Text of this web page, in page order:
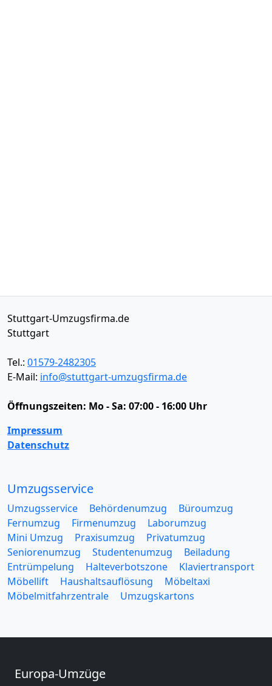
Stuttgart-Umzugsfirma.de
Stuttgart
Tel.: 01579-2482305
E-Mail: info@stuttgart-umzugsfirma.de
Öffnungszeiten: Mo - Sa: 07:00 - 16:00 Uhr
Impressum
Datenschutz
Umzugsservice
Umzugsservice Behördenumzug
Büroumzug
Fernumzug
Firmenumzug
Laborumzug
Mini Umzug
Praxisumzug
Privatumzug
Seniorenumzug
Studentenumzug
Beiladung
Entrümpelung
Halteverbotszone
Klaviertransport
Möbellift
Haushaltsauflösung
Möbeltaxi
Möbelmitfahrzentrale
Umzugskartons
Europa-Umzüge